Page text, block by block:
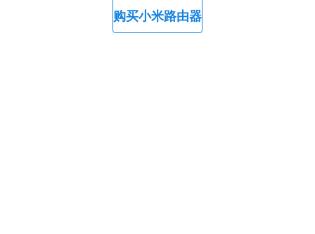
购买小米路由器